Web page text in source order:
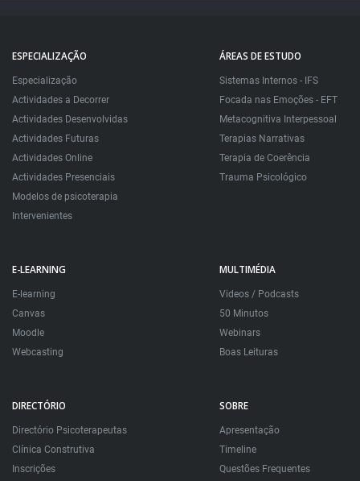
ESPECIALIZAÇÃO
Especialização
Actividades a Decorrer
Actividades Desenvolvidas
Actividades Futuras
Actividades Online
Actividades Presenciais
Modelos de psicoterapia
Intervenientes
ÁREAS DE ESTUDO
Sistemas Internos - IFS
Focada nas Emoções - EFT
Metacognitiva Interpessoal
Terapias Narrativas
Terapia de Coerência
Trauma Psicológico
E-LEARNING
E-learning
Canvas
Moodle
Webcasting
MULTIMÉDIA
Videos / Podcasts
50 Minutos
Webinars
Boas Leituras
DIRECTÓRIO
Directório Psicoterapeutas
Clínica Construtiva
Inscrições
SOBRE
Apresentação
Timeline
Questões Frequentes